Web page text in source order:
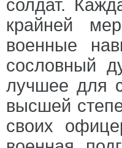
солдат.
крайней
военные
сословный
лучшее для
высшей
своих